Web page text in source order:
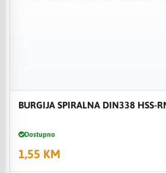
BURGIJA SPIRALNA DIN338 HSS-
Dostupno
1,55 KM